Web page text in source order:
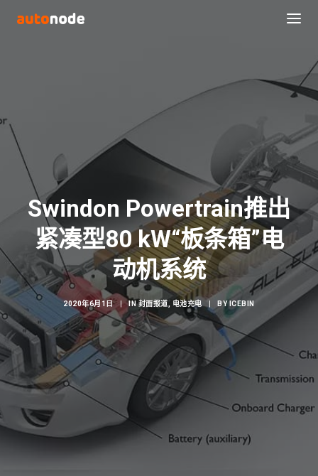
Search
Swindon Powertrain推出
紧凑型80 kW“板条箱”电
动机系统
2020年6月1日 | IN封面报道 电池充电 BY ICEBIN